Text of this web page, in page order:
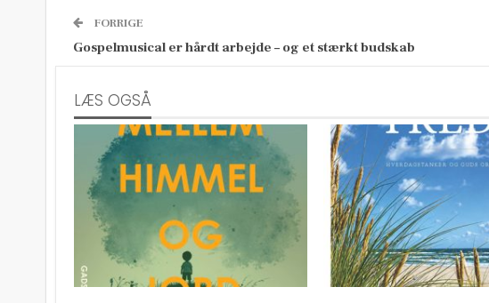
FORRIGE
Gospelmusical er hårdt arbejde – og et stærkt budskab
LÆS OGSÅ